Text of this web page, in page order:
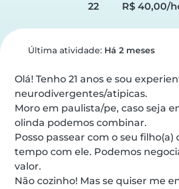
22
R$ 40,00/
Última atividade: Há 2 meses
Olá! Tenho 21 anos e sou
neurodivergentes/atipicas.
Moro em paulista/pe, caso seja
olinda podemos combinar.
Posso passear com o seu filho(a)
tempo com ele. Podemos
valor.
Não cozinho! Mas se quiser me